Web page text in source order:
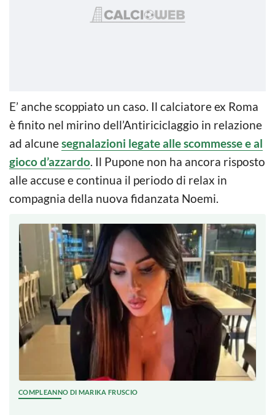
E’ anche scoppiato un caso. Il calciatore ex Roma
è finito nel mirino dell’Antiriciclaggio in relazione
ad alcunesegnalazioni legate alle scommesse e al
gioco d’azzardo. Il Pupone non ha ancora risposto
alle accuse e continua il periodo di relax in
compagnia della nuova fidanzata Noemi.
COMPLEANNO DI MARIKA FRUSCIO